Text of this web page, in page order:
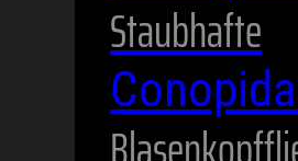
Staubhafte